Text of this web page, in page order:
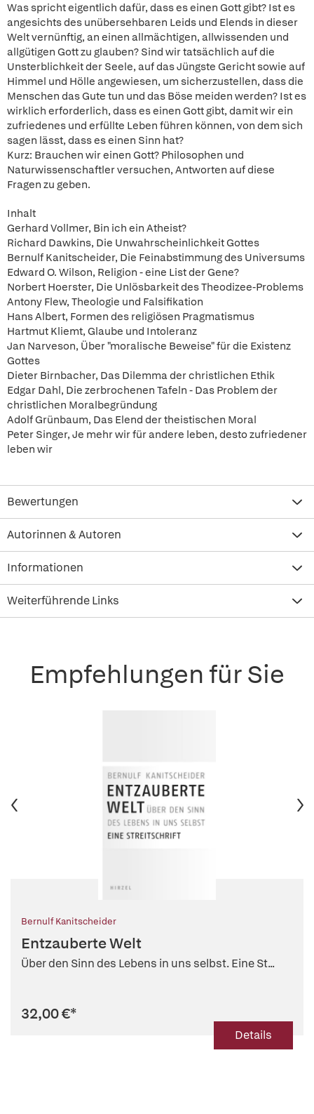
Was spricht eigentlich dafür, dass es einen Gott gibt? Ist es
angesichts des unübersehbaren Leids und Elends in dieser
Welt vernünftig, an einen allmächtigen, allwissenden und
allgütigen Gott zu glauben? Sind wir tatsächlich auf die
Unsterblichkeit der Seele, auf das Jüngste Gericht sowie auf
Himmel und Hölle angewiesen, um sicherzustellen, dass die
Menschen das Gute tun und das Böse meiden werden? Ist es
wirklich erforderlich, dass es einen Gott gibt, damit wir ein
zufriedenes und erfüllte Leben führen können, von dem sich
sagen lässt, dass es einen Sinn hat?
Kurz: Brauchen wir einen Gott? Philosophen und
Naturwissenschaftler versuchen, Antworten auf diese
Fragen zu geben.
Inhalt
Gerhard Vollmer, Bin ich ein Atheist?
Richard Dawkins, Die Unwahrscheinlichkeit Gottes
Bernulf Kanitscheider, Die Feinabstimmung des Universums
Edward O. Wilson, Religion - eine List der Gene?
Norbert Hoerster, Die Unlösbarkeit des Theodizee-Problems
Antony Flew, Theologie und Falsifikation
Hans Albert, Formen des religiösen Pragmatismus
Hartmut Kliemt, Glaube und Intoleranz
Jan Narveson, Über "moralische Beweise" für die Existenz
Gottes
Dieter Birnbacher, Das Dilemma der christlichen Ethik
Edgar Dahl, Die zerbrochenen Tafeln - Das Problem der
christlichen Moralbegründung
Adolf Grünbaum, Das Elend der theistischen Moral
Peter Singer, Je mehr wir für andere leben, desto zufriedener
leben wir
Bewertungen
Autorinnen & Autoren
Informationen
Weiterführende Links
Empfehlungen für Sie
Bernulf Kanitscheider
Entzauberte Welt
Über den Sinn des Lebens in uns selbst. Eine St...
32,00 €*
Details